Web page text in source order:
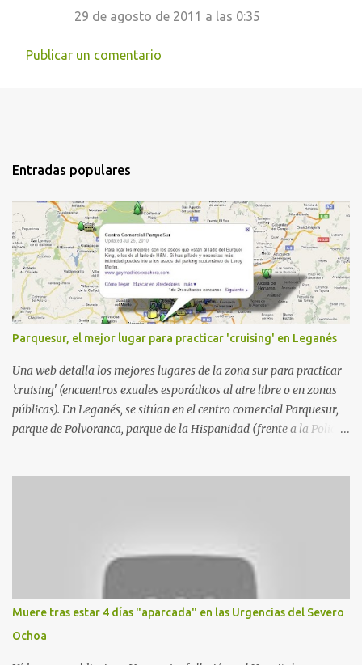
29 de agosto de 2011 a las 0:35
Publicar un comentario
Entradas populares
Parquesur, el mejor lugar para practicar 'cruising' en Leganés
Una web detalla los mejores lugares de la zona sur para practicar
'cruising' (encuentros exuales esporádicos al aire libre o en zonas
públicas). En Leganés, se sitúan en el centro comercial Parquesur,
parque de Polvoranca, parque de la Hispanidad (frente a la Policía
estadio municipal de Butarque) y caminos entre el estadio y Plaza
Nueva. Otro lugar: Escombrera de Polvoranca, entre Leganés y
Móstoles También en el parque de la Hispanidad, situado frente a
la Policía Local de Leganés de la calle Chile, 1, y junto al
cementerio de Butarque". Más información
Muere tras estar 4 días "aparcada" en las Urgencias del Severo
Ochoa